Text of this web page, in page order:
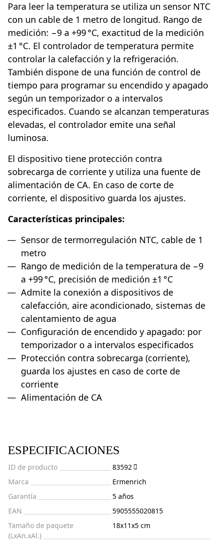
Para leer la temperatura se utiliza un sensor NTC
con un cable de 1 metro de longitud. Rango de
medición: −9 a +99 °C, exactitud de la medición
±1 °C. El controlador de temperatura permite
controlar la calefacción y la refrigeración.
También dispone de una función de control de
tiempo para programar su encendido y apagado
según un temporizador o a intervalos
especificados. Cuando se alcanzan temperaturas
elevadas, el controlador emite una señal
luminosa.
El dispositivo tiene protección contra
sobrecarga de corriente y utiliza una fuente de
alimentación de CA. En caso de corte de
corriente, el dispositivo guarda los ajustes.
Características principales:
Sensor de termorregulación NTC, cable de 1
metro
Rango de medición de la temperatura de −9
a +99 °C, precisión de medición ±1 °C
Admite la conexión a dispositivos de
calefacción, aire acondicionado, sistemas de
calentamiento de agua
Configuración de encendido y apagado: por
temporizador o a intervalos especificados
Protección contra sobrecarga (corriente),
guarda los ajustes en caso de corte de
corriente
Alimentación de CA
ESPECIFICACIONES
ID de producto
83592
Marca
Ermenrich
Garantía
5 años
EAN
5905555020815
Tamaño de paquete
(LxAn.xAl.)
18x11x5 cm